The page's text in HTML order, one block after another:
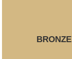
BRONZE